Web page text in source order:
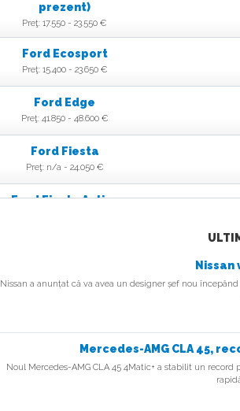
prezent)
Preţ: 17.550 - 23.550 €
Ford Ecosport
Preţ: 15.400 - 23.650 €
Ford Edge
Preţ: 41.850 - 48.600 €
Ford Fiesta
Preţ: n/a - 24.050 €
Ford Fiesta Active
Ford Focus Sedan
Preţ: 18.000 - 23.950 €
Nissan
Nissan a anunțat că va avea un designer șef nou
Mercedes-AMG CLA 45,
Noul Mercedes-AMG CLA 45 4Matic+ a stabilit un